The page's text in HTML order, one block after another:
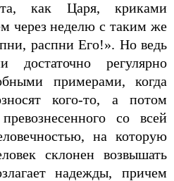
как Царя, криками
через неделю с таким же
распни Его!». Но ведь
регулярно
примерами, когда
кого-то, а потом
со всей
на которую
склонен возвышать
надежды, причем